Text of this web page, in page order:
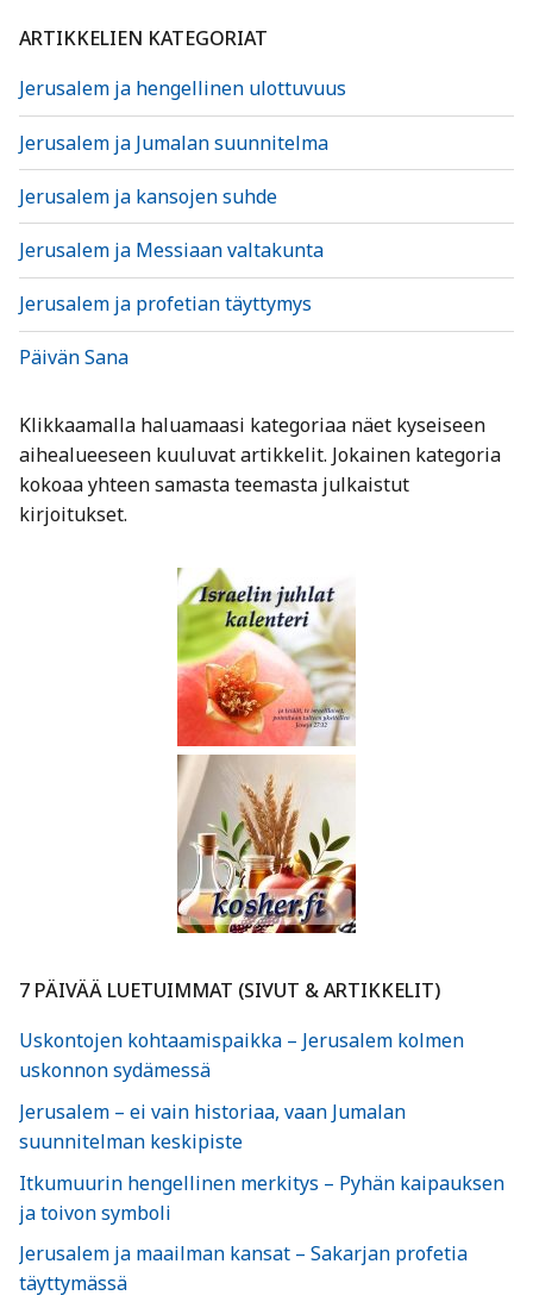
ARTIKKELIEN KATEGORIAT
Jerusalem ja hengellinen ulottuvuus
Jerusalem ja Jumalan suunnitelma
Jerusalem ja kansojen suhde
Jerusalem ja Messiaan valtakunta
Jerusalem ja profetian täyttymys
Päivän Sana
Klikkaamalla haluamaasi kategoriaa näet kyseiseen
aihealueeseen kuuluvat artikkelit. Jokainen kategoria
kokoaa yhteen samasta teemasta julkaistut
kirjoitukset.
7 PÄIVÄÄ LUETUIMMAT (SIVUT & ARTIKKELIT)
Uskontojen kohtaamispaikka – Jerusalem kolmen
uskonnon sydämessä
Jerusalem – ei vain historiaa, vaan Jumalan
suunnitelman keskipiste
Itkumuurin hengellinen merkitys – Pyhän kaipauksen
ja toivon symboli
Jerusalem ja maailman kansat – Sakarjan profetia
täyttymässä